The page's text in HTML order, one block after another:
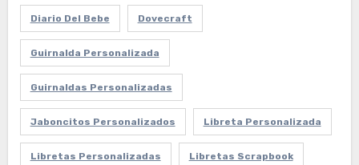
Diario Del Bebe Dovecraft
Guirnalda Personalizada
Guirnaldas Personalizadas
Jaboncitos Personalizados Libreta Personalizada
Libretas Personalizadas Libretas Scrapbook